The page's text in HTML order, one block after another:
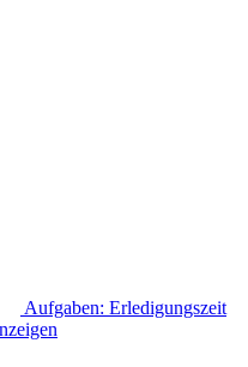
Aufgaben: Erledigungszeit